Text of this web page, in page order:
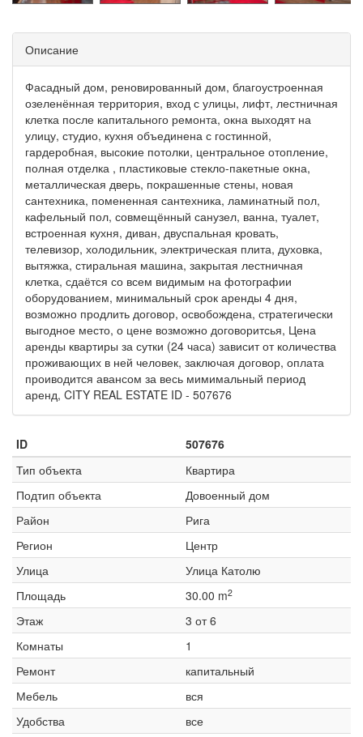
Описание
Фасадный дом, реновированный дом, благоустроенная
озеленённая территория, вход с улицы, лифт, лестничная
клетка после капитального ремонта, окна выходят на
улицу, студио, кухня объединена с гостинной,
гардеробная, высокие потолки, центральное отопление,
полная отделка , пластиковые стекло-пакетные окна,
металлическая дверь, покрашенные стены, новая
сантехника, помененная сантехника, ламинатный пол,
кафельный пол, совмещённый санузел, ванна, туалет,
встроенная кухня, диван, двуспальная кровать,
телевизор, холодильник, электрическая плита, духовка,
вытяжка, стиральная машина, закрытая лестничная
клетка, сдаётся со всем видимым на фотографии
оборудованием, минимальный срок аренды 4 дня,
возможно продлить договор, освобождена, стратегически
выгодное место, о цене возможно договоритсья, Цена
аренды квартиры за сутки (24 часа) зависит от количества
проживающих в ней человек, заключая договор, оплата
проиводится авансом за весь мимимальный период
аренд, CITY REAL ESTATE ID - 507676
ID
507676
Тип объекта
Квартира
Подтип объекта
Довоенный дом
Район
Рига
Регион
Центр
Улица
Улица Католю
Площадь
30.00 m2
Этаж
3 от 6
Комнаты
1
Ремонт
капитальный
Мебель
вся
Удобства
все